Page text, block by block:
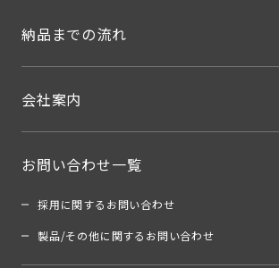
納品までの流れ
会社案内
お問い合わせ一覧
採用に関するお問い合わせ
製品/その他に関するお問い合わせ